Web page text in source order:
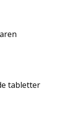
tabletter